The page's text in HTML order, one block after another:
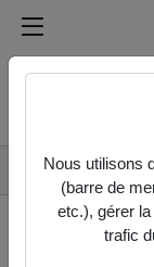
Accueil
Contactez
Nous utilisons
(barre de
etc.), gérer
trafic